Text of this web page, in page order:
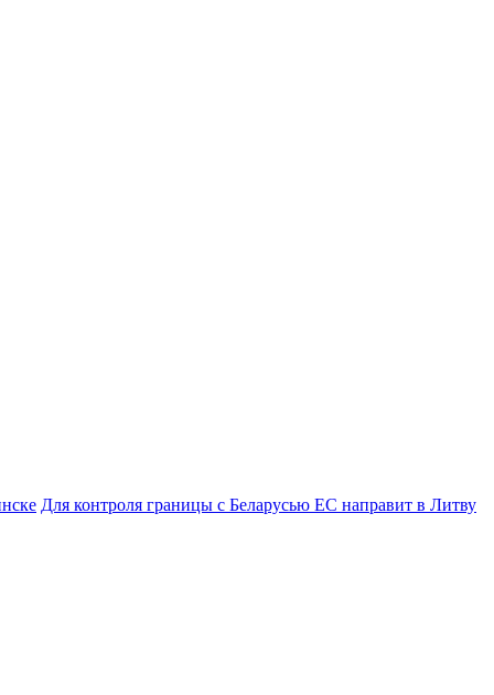
Для контроля границы с Беларусью ЕС направит в Литву